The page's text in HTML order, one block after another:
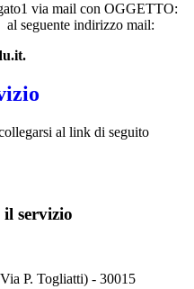
via mail con OGGETTO:
seguente indirizzo mail:
al link di seguito
servizio
P. Togliatti) - 30015